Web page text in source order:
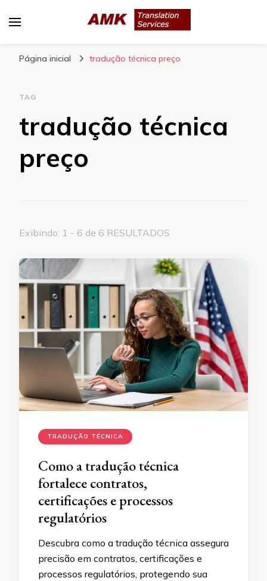
livre, tradução técnica, interpretação
Página inicial tradução técnica preço
TAG
tradução técnica
preço
Exibindo: 1 - 6 de 6 RESULTADOS
TRADUÇÃO TÉCNICA
Como a tradução técnica
fortalece contratos,
certificações e processos
regulatórios
Descubra como a tradução técnica assegura
precisão em contratos, certificações e
processos regulatórios, protegendo sua